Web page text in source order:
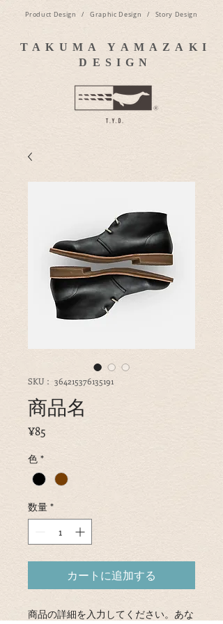
Product Design / Graphic Design / Story Design
TAKUMA YAMAZAKI
DESIGN
SKU： 364215376135191
商品名
¥85
色 *
数量 *
カートに追加する
商品の詳細を入力してください。あな